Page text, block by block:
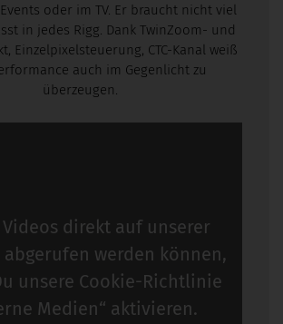
oder im TV. Er braucht nicht viel
in jedes Rigg. Dank TwinZoom- und
Einzelpixelsteuerung, CTC-Kanal weiß
auch im Gegenlicht zu
überzeugen.
direkt auf unserer
abgerufen werden können,
unsere Cookie-Richtlinie
Medien“ aktivieren.